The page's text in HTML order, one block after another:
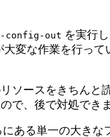
config-out を実行
変な作業を行っ
ースをきちんと
で、後で対処できま
ある単一の大き